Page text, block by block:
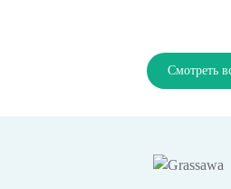
Смотреть